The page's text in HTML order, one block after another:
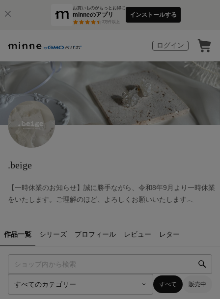
お買いものがもっとお得に
minneのアプリ
3万件以上
インストールする
ログイン
.beige
【一時休業のお知らせ】誠に勝手ながら、令和8年9月より一時休業
をいたします。ご理解のほど、よろしくお願いいたします𓂃
作品一覧 シリーズ プロフィール レビュー レター
すべて 販売中